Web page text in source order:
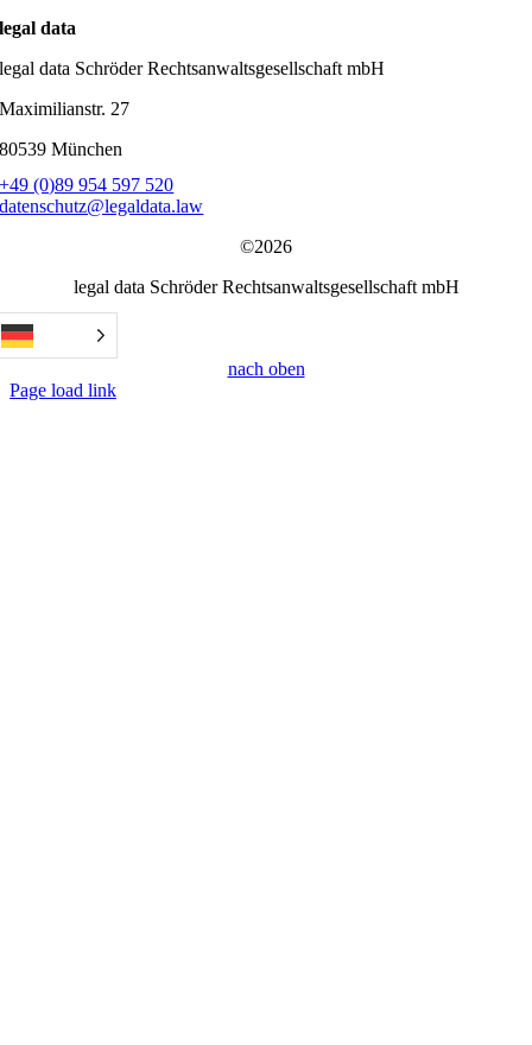
legal data
legal data Schröder Rechtsanwaltsgesellschaft mbH
Maximilianstr. 27
80539 München
+49 (0)89 954 597 520
datenschutz@legaldata.law
©2026
legal data Schröder Rechtsanwaltsgesellschaft mbH
nach oben
Page load link